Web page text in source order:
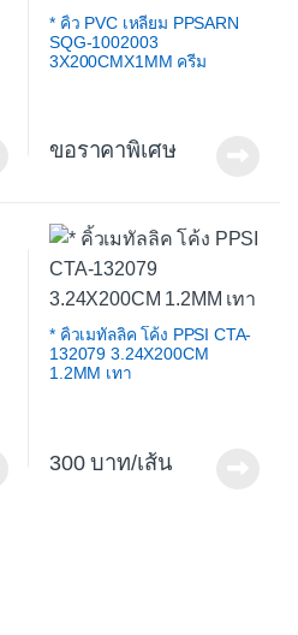
* คิ้ว PVC เหลี่ยม PPSARN
SQG-1002003
3X200CMX1MM ครีม
ขอราคาพิเศษ
* คิ้วเมทัลลิค โค้ง PPSI CTA-
132079 3.24X200CM
1.2MM เทา
300 /เส้น